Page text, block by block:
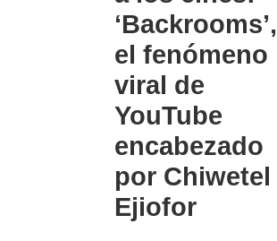
‘Backrooms’,
el fenómeno
viral de
YouTube
encabezado
por Chiwetel
Ejiofor